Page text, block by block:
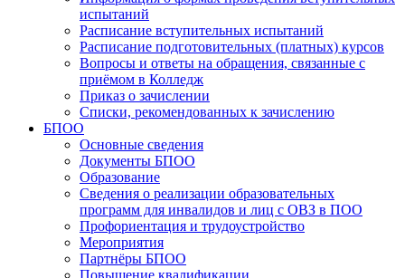
испытаний
Расписание вступительных испытаний
Расписание подготовительных (платных) курсов
Вопросы и ответы на обращения, связанные с
приёмом в Колледж
Приказ о зачислении
Списки, рекомендованных к зачислению
БПОО
Основные сведения
Документы БПОО
Образование
Сведения о реализации образовательных
программ для инвалидов и лиц с ОВЗ в ПОО
Профориентация и трудоустройство
Мероприятия
Партнёры БПОО
Повышение квалификации